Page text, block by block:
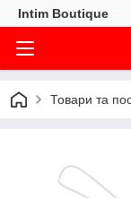
Intim Boutique
Товари та